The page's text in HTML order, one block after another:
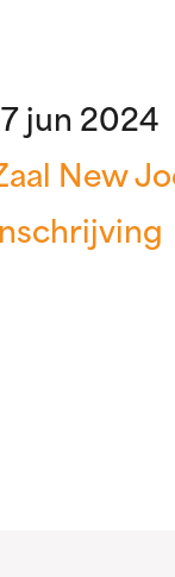
jun
New